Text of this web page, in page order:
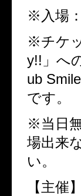
※入場
※チケ
y!!」へ
ub
です。
※当日
場出来
い。
【主催